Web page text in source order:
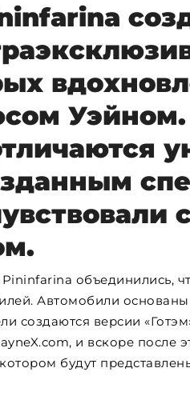
объединились,
Автомобили
создаются версии
и вскоре после
будут